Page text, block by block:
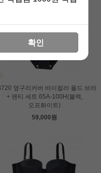
옆구리커버 바이컬러 몰드 브라
+ 팬티 세트 65A-100H(블랙,
오프화이트)
59,000원
확인